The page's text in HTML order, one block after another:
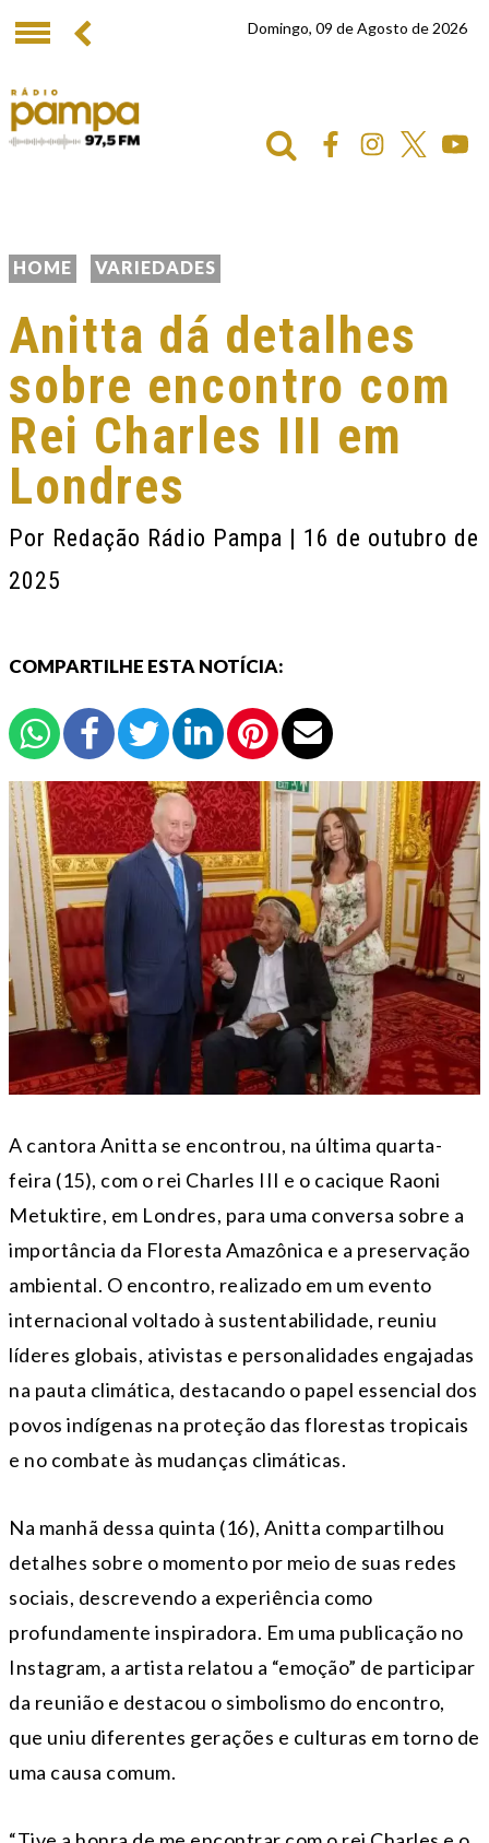
Domingo, 09 de Agosto de 2026
HOME VARIEDADES
Anitta dá detalhes
sobre encontro com
Rei Charles III em
Londres
Por Redação Rádio Pampa | 16 de outubro de
2025
COMPARTILHE ESTA NOTÍCIA:
A cantora Anitta se encontrou, na última quarta-
feira (15), com o rei Charles III e o cacique Raoni
Metuktire, em Londres, para uma conversa sobre a
importância da Floresta Amazônica e a preservação
ambiental. O encontro, realizado em um evento
internacional voltado à sustentabilidade, reuniu
líderes globais, ativistas e personalidades engajadas
na pauta climática, destacando o papel essencial dos
povos indígenas na proteção das florestas tropicais
e no combate às mudanças climáticas.
Na manhã dessa quinta (16), Anitta compartilhou
detalhes sobre o momento por meio de suas redes
sociais, descrevendo a experiência como
profundamente inspiradora. Em uma publicação no
Instagram, a artista relatou a “emoção” de participar
da reunião e destacou o simbolismo do encontro,
que uniu diferentes gerações e culturas em torno de
uma causa comum.